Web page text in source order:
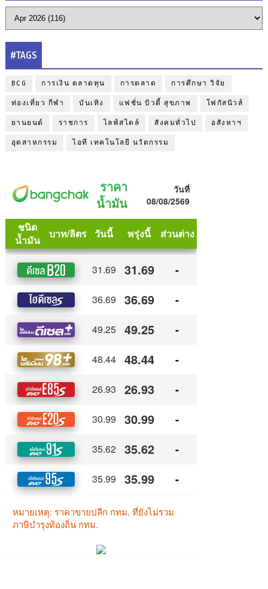
#TAGS
BCG การเงิน ตลาดทุน การตลาด การศึกษา วิจัย
ท่องเที่ยว กีฬา บันเทิง แฟชั่น บิวตี้ สุขภาพ โฟกัสนิวส์
ยานยนต์ ราชการ ไลฟ์สไตล์ สังคมทั่วไป อสังหาฯ
อุตสาหกรรม ไอที เทคโนโลยี นวัตกรรม